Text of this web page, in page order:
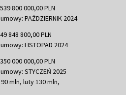
800 000,00 PLN
PAŹDZIERNIK 2024
848 800,00 PLN
LISTOPAD 2024
000 000,00 PLN
STYCZEŃ 2025
mln, luty 130 mln,